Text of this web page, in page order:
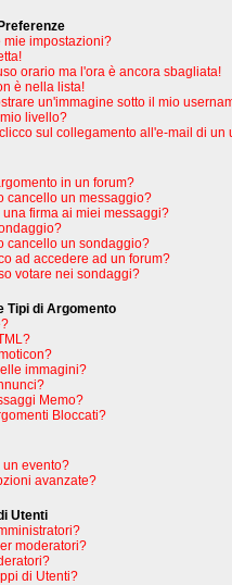
mie impostazioni?
orario ma l'ora è ancora sbagliata!
è nella lista!
un'immagine sotto il mio
livello?
sul collegamento all'e-mail di
in un forum?
cancello un messaggio?
firma ai miei messaggi?
cancello un sondaggio?
ad accedere ad un forum?
votare nei sondaggi?
Tipi di Argomento
immagini?
Memo?
Bloccati?
evento?
avanzate?
Utenti
moderatori?
di Utenti?